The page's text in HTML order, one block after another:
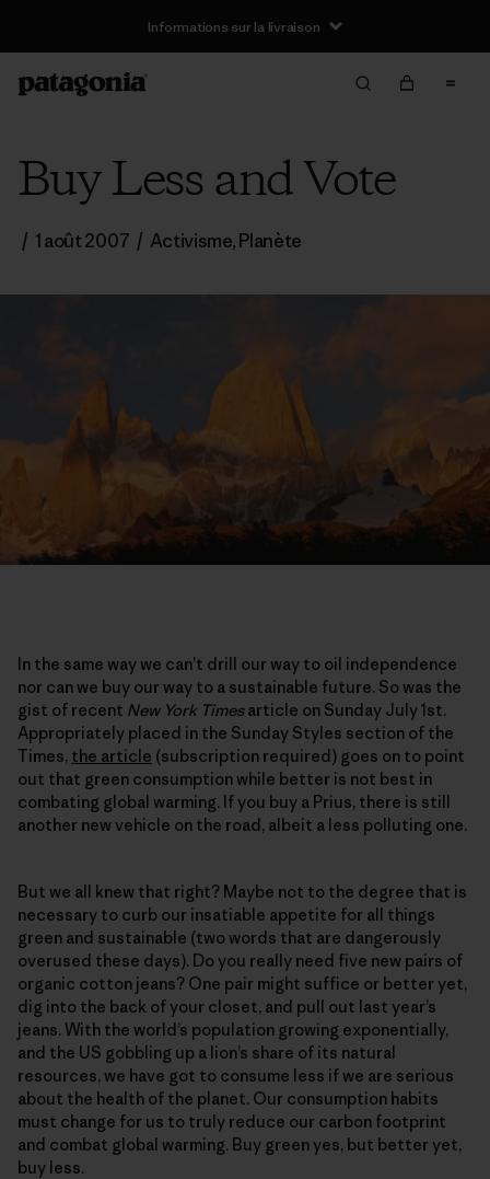
Informations sur la livraison
Buy Less and Vote
/ 1 août 2007 / Activisme,Planète
In the same way we can’t drill our way to oil independence
nor can we buy our way to a sustainable future. So was the
gist of recent New York Timesarticle on Sunday July 1st.
Appropriately placed in the Sunday Styles section of the
Times, the article (subscription required) goes on to point
out that green consumption while better is not best in
combating global warming. If you buy a Prius, there is still
another new vehicle on the road, albeit a less polluting one.
But we all knew that right? Maybe not to the degree that is
necessary to curb our insatiable appetite for all things
green and sustainable (two words that are dangerously
overused these days). Do you really need five new pairs of
organic cotton jeans? One pair might suffice or better yet,
dig into the back of your closet, and pull out last year’s
jeans. With the world’s population growing exponentially,
and the US gobbling up a lion’s share of its natural
resources, we have got to consume less if we are serious
about the health of the planet. Our consumption habits
must change for us to truly reduce our carbon footprint
and combat global warming. Buy green yes, but better yet,
buy less.